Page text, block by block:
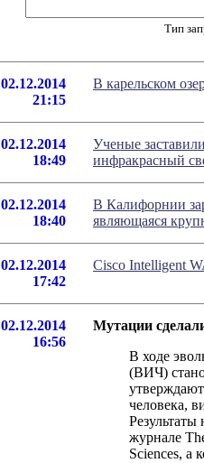
Тип
02.12.2014
21:15
В карельском
02.12.2014
18:49
Ученые
инфракрасный
02.12.2014
18:40
В Калифорнии
являющаяся
02.12.2014
17:42
Cisco Intelligent
02.12.2014
16:56
Мутации
В ходе
(ВИЧ)
человека,
журнале
Sciences, а